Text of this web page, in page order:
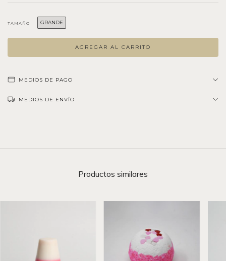
TAMAÑO GRANDE
MEDIOS DE PAGO
MEDIOS DE ENVÍO
Productos similares